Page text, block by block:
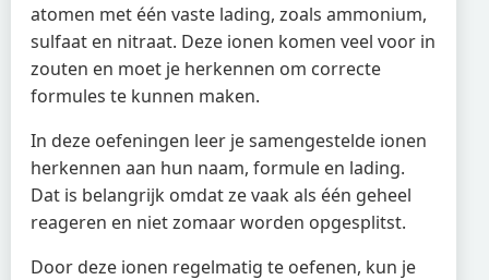
atomen met één vaste lading, zoals ammonium,
sulfaat en nitraat. Deze ionen komen veel voor in
zouten en moet je herkennen om correcte
formules te kunnen maken.
In deze oefeningen leer je samengestelde ionen
herkennen aan hun naam, formule en lading.
Dat is belangrijk omdat ze vaak als één geheel
reageren en niet zomaar worden opgesplitst.
Door deze ionen regelmatig te oefenen, kun je